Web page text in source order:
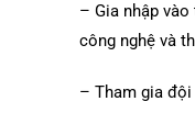
– Gia nhập
công nghệ và
– Tham gia